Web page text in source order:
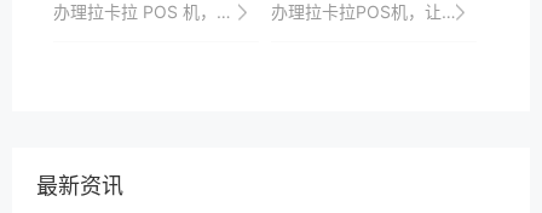
办理拉卡拉 POS 机，这些要点需牢记心中莫忘哦 办理拉卡拉POS机，让您的店铺备受瞩目
最新资讯